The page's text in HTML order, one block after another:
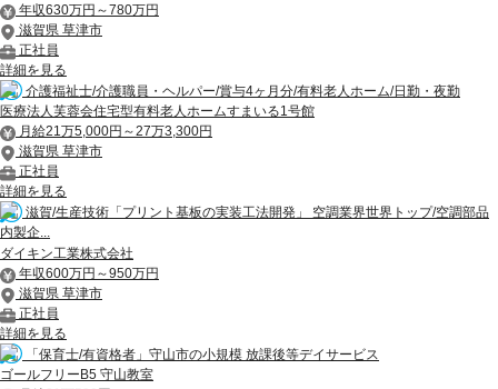
年収630万円～780万円
滋賀県 草津市
正社員
詳細を見る
介護福祉士/介護職員・ヘルパー/賞与4ヶ月分/有料老人ホーム/日勤・夜勤
医療法人芙蓉会住宅型有料老人ホームすまいる1号館
月給21万5,000円～27万3,300円
滋賀県 草津市
正社員
詳細を見る
滋賀/生産技術「プリント基板の実装工法開発」 空調業界世界トップ/空調部品
内製企...
ダイキン工業株式会社
年収600万円～950万円
滋賀県 草津市
正社員
詳細を見る
「保育士/有資格者」守山市の小規模 放課後等デイサービス
ゴールフリーB5 守山教室